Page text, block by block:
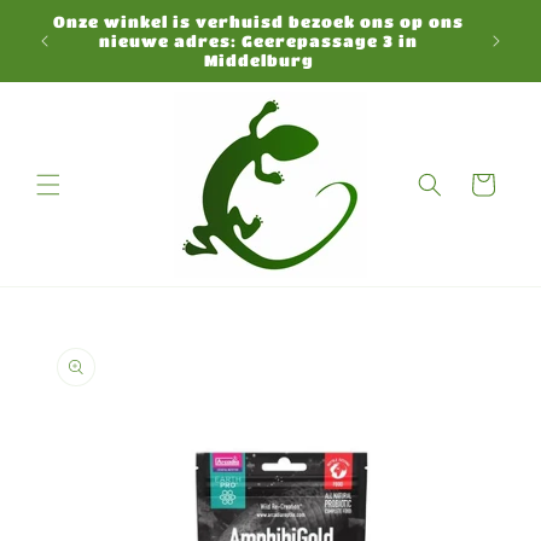
zum
Inhalt
Onze winkel is verhuisd bezoek ons op ons
nieuwe adres: Geerepassage 3 in
Middelburg
Warenkorb